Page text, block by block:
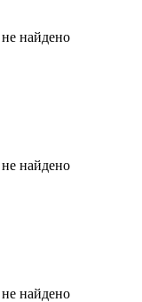
найдено
найдено
найдено